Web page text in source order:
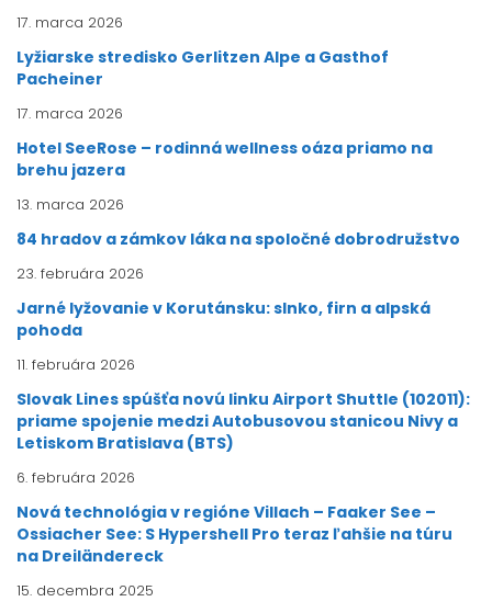
17. marca 2026
Lyžiarske stredisko Gerlitzen Alpe a Gasthof
Pacheiner
17. marca 2026
Hotel SeeRose – rodinná wellness oáza priamo na
brehu jazera
13. marca 2026
84 hradov a zámkov láka na spoločné dobrodružstvo
23. februára 2026
Jarné lyžovanie v Korutánsku: slnko, firn a alpská
pohoda
11. februára 2026
Slovak Lines spúšťa novú linku Airport Shuttle (102011):
priame spojenie medzi Autobusovou stanicou Nivy a
Letiskom Bratislava (BTS)
6. februára 2026
Nová technológia v regióne Villach – Faaker See –
Ossiacher See: S Hypershell Pro teraz ľahšie na túru
na Dreiländereck
15. decembra 2025